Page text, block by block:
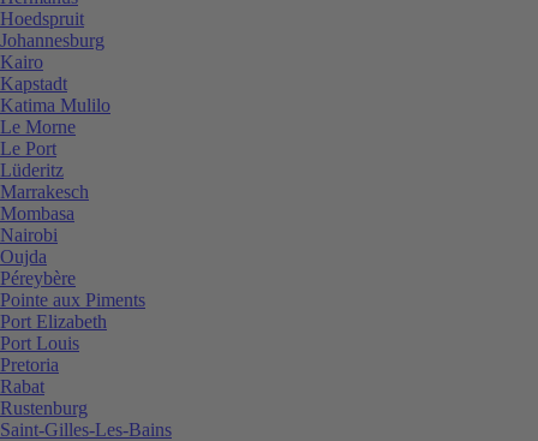
Hoedspruit
Johannesburg
Kairo
Kapstadt
Katima Mulilo
Le Morne
Le Port
Lüderitz
Marrakesch
Mombasa
Nairobi
Oujda
Péreybère
Pointe aux Piments
Port Elizabeth
Port Louis
Pretoria
Rabat
Rustenburg
Saint-Gilles-Les-Bains